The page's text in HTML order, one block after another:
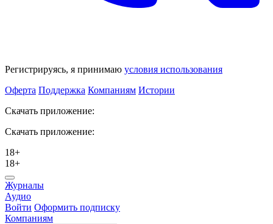
Регистрируясь, я принимаю условия использования
Оферта Поддержка Компаниям Истории
Скачать приложение:
Скачать приложение:
18+
18+
Журналы
Аудио
Войти Оформить подписку
Компаниям